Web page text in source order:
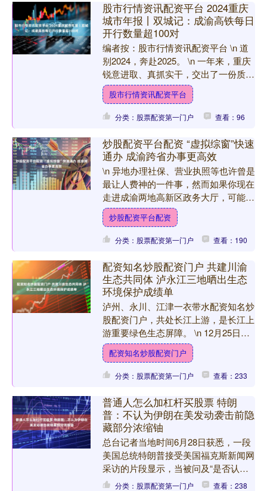
股市行情资讯配资平台 2024重庆
城市年报丨双城记：成渝高铁每日
开行数量超100对
编者按：股市行情资讯配资平台 \n 道
别2024，奔赴2025。 \n 一年来，重庆
锐意进取、真抓实干，交出了一份质量
高、成色足的“高分答卷”。 \n 加码对
外....
股市行情资讯配资平台
分类：股票配资第一门户 查看：96
炒股配资平台配资 “虚拟综窗”快速
通办 成渝跨省办事更高效
\n 异地办理社保、营业执照等也许曾是
最让人费神的一件事，然而如果你现在
走进成渝两地高新区政务大厅，可能会
觉得这原来是最简单的“一件事”！ \n 在
推动成渝地区....
炒股配资平台配资
分类：股票配资第一门户 查看：190
配资知名炒股配资门户 共建川渝
生态共同体 泸永江三地晒出生态
环境保护成绩单
泸州、永川、江津一衣带水配资知名炒
股配资门户，共处长江上游，是长江上
游重要绿色生态屏障。 \n 12月25日，
2024年泸永江生态环境工作新闻发布
会在重庆市江津....
配资知名炒股配资门户
分类：股票配资第一门户 查看：233
普通人怎么加杠杆买股票 特朗
普：不认为伊朗在美发动袭击前隐
藏部分浓缩铀
总台记者当地时间6月28日获悉，一段
美国总统特朗普接受美国福克斯新闻网
采访的片段显示，当被问及“是否认为
伊朗政权在美国发动袭击前隐藏了部分
分类：股票配资第一门户 查看：238